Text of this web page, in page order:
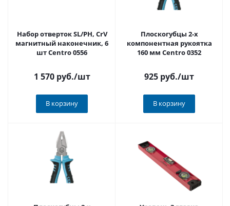
Набор отверток SL/PH, CrV
магнитный наконечник, 6
шт Centro 0556
1 570 руб./шт
В корзину
Плоскогубцы 2-х
компонентная рукоятка
160 мм Centro 0352
925 руб./шт
В корзину